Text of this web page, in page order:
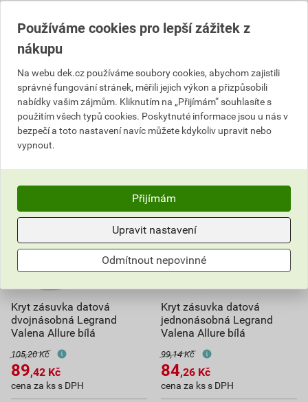
Na poptávku
Poptat
89,42 Kč celkem s DPH
Na poptávku
Poptat
89,42 Kč celkem s DPH
Kryt zásuvka datová
dvojnásobná Legrand
Valena Allure bílá
105,20 Kč
89,42 Kč
cena za ks s DPH
Kryt zásuvka datová
jednonásobná Legrand
Valena Allure bílá
99,14 Kč
84,26 Kč
cena za ks s DPH
Používáme cookies pro lepší zážitek z
nákupu
Na webu dek.cz používáme soubory cookies, abychom zajistili
správné fungování stránek, měřili jejich výkon a přizpůsobili
nabídky vašim zájmům. Kliknutím na „Přijímám“ souhlasíte s
použitím všech typů cookies. Poskytnuté informace jsou u nás v
bezpečí a toto nastavení navíc můžete kdykoliv upravit nebo
vypnout.
Přijímám
Upravit nastavení
Odmítnout nepovinné